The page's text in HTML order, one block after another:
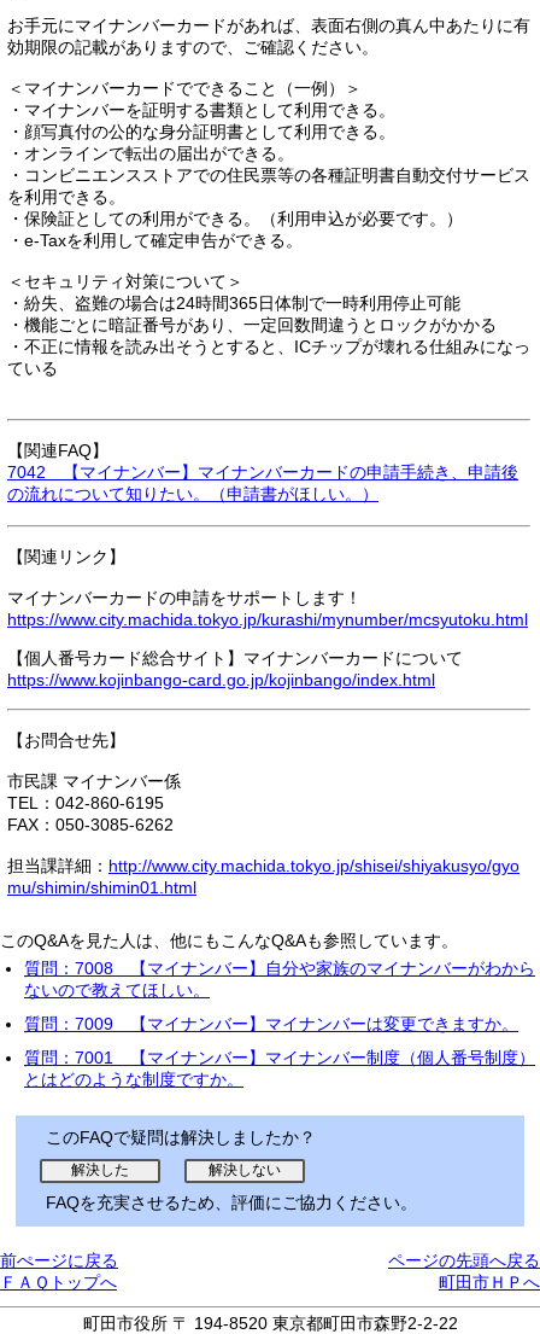
お手元にマイナンバーカードがあれば、表面右側の真ん中あたりに有
効期限の記載がありますので、ご確認ください。
＜マイナンバーカードでできること（一例）＞
・マイナンバーを証明する書類として利用できる。
・顔写真付の公的な身分証明書として利用できる。
・オンラインで転出の届出ができる。
・コンビニエンスストアでの住民票等の各種証明書自動交付サービス
を利用できる。
・保険証としての利用ができる。（利用申込が必要です。）
・e-Taxを利用して確定申告ができる。
＜セキュリティ対策について＞
・紛失、盗難の場合は24時間365日体制で一時利用停止可能
・機能ごとに暗証番号があり、一定回数間違うとロックがかかる
・不正に情報を読み出そうとすると、ICチップが壊れる仕組みになっ
ている
【関連FAQ】
7042 【マイナンバー】マイナンバーカードの申請手続き、申請後
の流れについて知りたい。（申請書がほしい。）
【関連リンク】
マイナンバーカードの申請をサポートします！
https://www.city.machida.tokyo.jp/kurashi/mynumber/mcsyutoku.html
【個人番号カード総合サイト】マイナンバーカードについて
https://www.kojinbango-card.go.jp/kojinbango/index.html
【お問合せ先】
市民課 マイナンバー係
TEL：042-860-6195
FAX：050-3085-6262
担当課詳細： http://www.city.machida.tokyo.jp/shisei/shiyakusyo/gyo
mu/shimin/shimin01.html
このQ&Aを見た人は、他にもこんなQ&Aも参照しています。
質問：7008 【マイナンバー】自分や家族のマイナンバーがわから
ないので教えてほしい。
質問：7009 【マイナンバー】マイナンバーは変更できますか。
質問：7001 【マイナンバー】マイナンバー制度（個人番号制度）
とはどのような制度ですか。
このFAQで疑問は解決しましたか？
FAQを充実させるため、評価にご協力ください。
前ぺージに戻る
ページの先頭へ戻る
ＦＡＱトップへ
町田市ＨＰへ
町田市役所 〒 194-8520 東京都町田市森野2-2-22